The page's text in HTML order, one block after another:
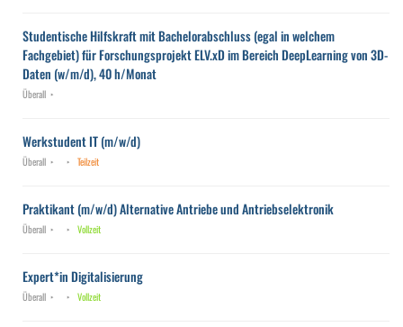
Studentische Hilfskraft mit Bachelorabschluss (egal in welchem
Fachgebiet) für Forschungsprojekt ELV.xD im Bereich DeepLearning von 3D-
Daten (w/m/d), 40 h/Monat
Überall
Werkstudent IT (m/w/d)
Überall Teilzeit
Praktikant (m/w/d) Alternative Antriebe und Antriebselektronik
Überall Vollzeit
Expert*in Digitalisierung
Überall Vollzeit